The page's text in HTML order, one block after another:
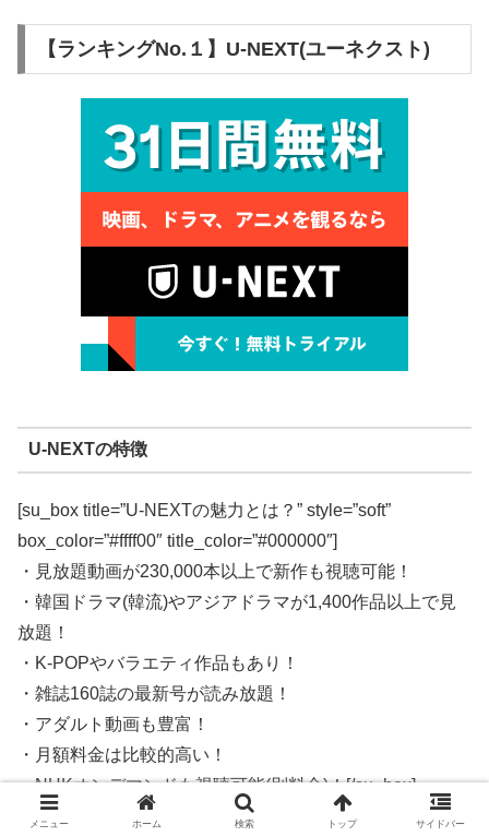
【ランキングNo.１】U-NEXT(ユーネクスト)
U-NEXTの特徴
[su_box title=”U-NEXTの魅力とは？” style=”soft”
box_color=”#ffff00″ title_color=”#000000″]
・見放題動画が230,000本以上で新作も視聴可能！
・韓国ドラマ(韓流)やアジアドラマが1,400作品以上で見
放題！
・K-POPやバラエティ作品もあり！
・雑誌160誌の最新号が読み放題！
・アダルト動画も豊富！
・月額料金は比較的高い！
・NHKオンデマンドも視聴可能(別料金)！[/su_box]
メニュー ホーム 検索 トップ サイドバー